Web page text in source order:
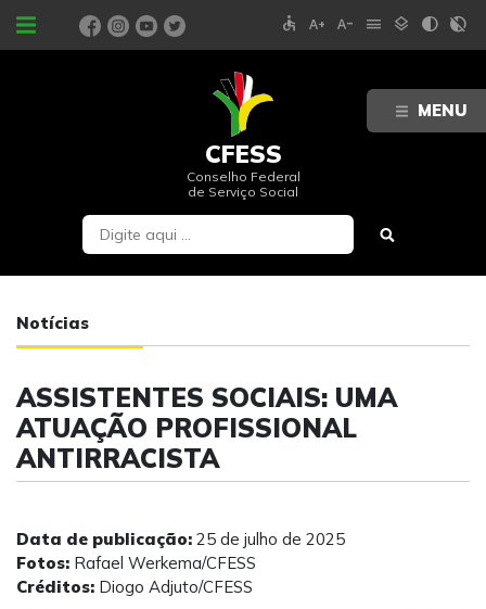
MENU
PORTAIS accessible text_increase text_decrease menu layers contrast contrast_rtl_off
CFESS
Conselho Federal
de Serviço Social
Notícias
ASSISTENTES SOCIAIS: UMA
ATUAÇÃO PROFISSIONAL
ANTIRRACISTA
Data de publicação: 25 de julho de 2025
Fotos: Rafael Werkema/CFESS
Créditos: Diogo Adjuto/CFESS